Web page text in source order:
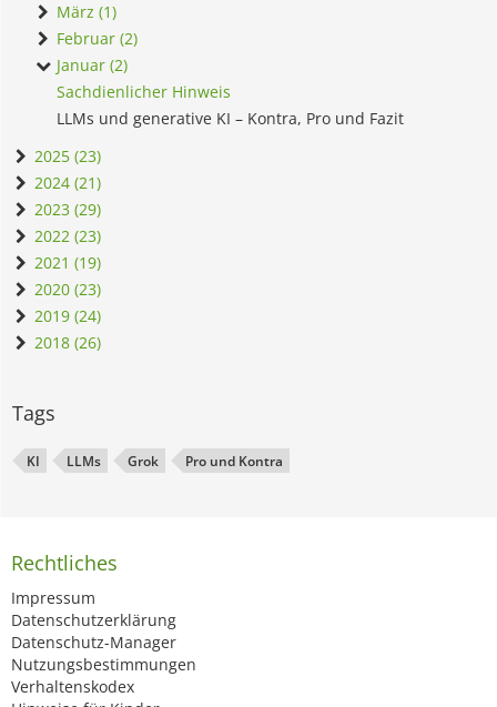
März (1)
Februar (2)
Januar (2)
Sachdienlicher Hinweis
LLMs und generative KI – Kontra, Pro und Fazit
2025 (23)
2024 (21)
2023 (29)
2022 (23)
2021 (19)
2020 (23)
2019 (24)
2018 (26)
Tags
KI LLMs Grok Pro und Kontra
Rechtliches
Impressum
Datenschutzerklärung
Datenschutz-Manager
Nutzungsbestimmungen
Verhaltenskodex